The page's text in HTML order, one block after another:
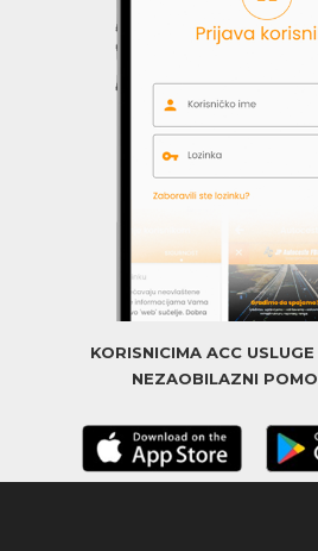
KORISNICIMA ACC
NEZAOBILAZNI